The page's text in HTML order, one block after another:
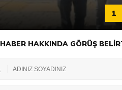
1
HABER HAKKINDA GÖRÜŞ